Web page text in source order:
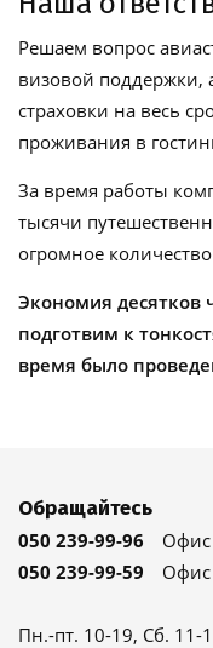
Решаем вопрос
визовой поддержки,
страховки на весь
проживания в
За время работы
тысячи
огромное
Экономия десятков
подготвим к
время было
Обращайтесь
050 239-99-96
Офис
050 239-99-59
Пн.-пт. 10-19, Сб. 11-